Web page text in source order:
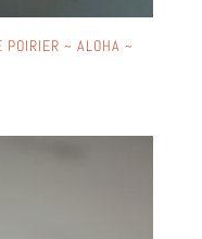
POIRIER ~ ALOHA ~